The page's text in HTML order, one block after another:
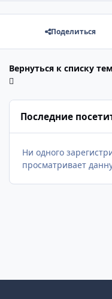
Поделиться
Вернуться к списку тем
Последние
Ни одного
просматривает